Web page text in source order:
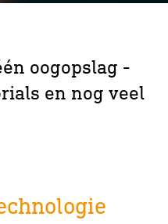
oogopslag -
en nog veel